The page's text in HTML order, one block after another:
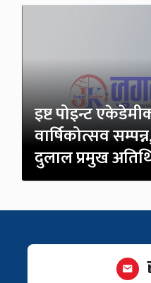
इष्ट पोइन्ट
वार्षिकोत्सव
दुलाल प्रमुख